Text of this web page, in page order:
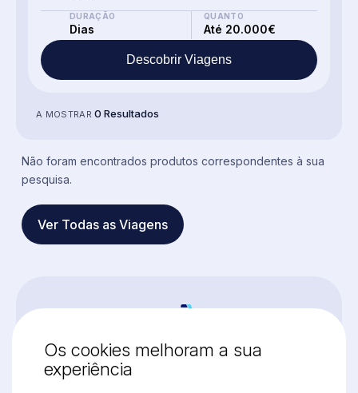
DURAÇÃO
Dias
QUANTO
Até 20.000€
Descobrir Viagens
A MOSTRAR0 Resultados
Não foram encontrados produtos correspondentes à sua
pesquisa.
Ver Todas as Viagens
VISITE-NOS
Os cookies melhoram a sua
experiência